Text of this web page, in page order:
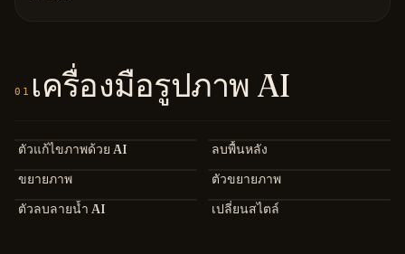
01 เครื่องมือรูปภาพ AI
ตัวแก้ไขภาพด้วย AI
ลบพื้นหลัง
ขยายภาพ
ตัวขยายภาพ
ตัวลบลายน้ำ AI
เปลี่ยนสไตล์